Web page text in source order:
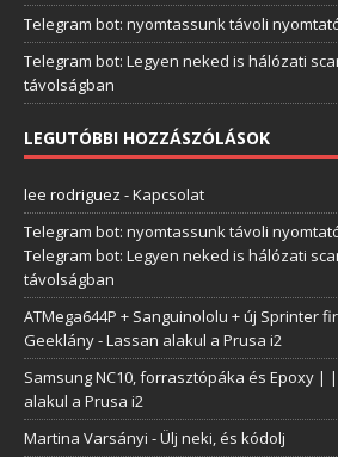
Telegram bot: nyomtassunk távoli
Telegram bot: Legyen neked is hálózati
távolságban
LEGUTÓBBI HOZZÁSZÓLÁSOK
lee rodriguez -Kapcsolat
Telegram bot: nyomtassunk távoli
Telegram bot: Legyen neked is hálózati
távolságban
ATMega644P + Sanguinololu + új Sprinter
Geeklány-Lassan alakul a Prusa i2
Samsung NC10, forrasztópáka és Epoxy |
alakul a Prusa i2
Martina Varsányi -Ülj neki, és kódolj